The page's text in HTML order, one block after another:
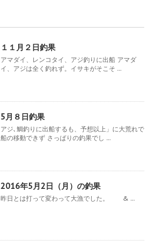
１１月２日釣果
アマダイ、レンコタイ、アジ釣りに出船 アマダ
イ、アジは全く釣れず。イサキがそこそ ...
5月８日釣果
アジ､鯛釣りに出船するも、予想以上」に大荒れで
船の移動できず さっぱりの釣果でし ...
2016年5月2日（月）の釣果
昨日とは打って変わって大漁でした。 & ...